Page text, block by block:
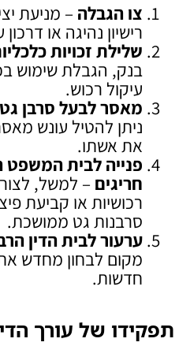
צו הגבלה – מניעת
רישיון נהיגה או
שלילת זכויות
בנק, הגבלת שימוש
עיקול רכוש.
מאסר לבעל סרבן גט
ניתן להטיל עונש
את אשתו.
פנייה לבית המשפט
חריגים – למשל,
רכושיות או קביעת
סרבנות גט ממושכת.
ערעור לבית הדין
מקום לבחון מחדש
חדשות.
תפקידו של עורך